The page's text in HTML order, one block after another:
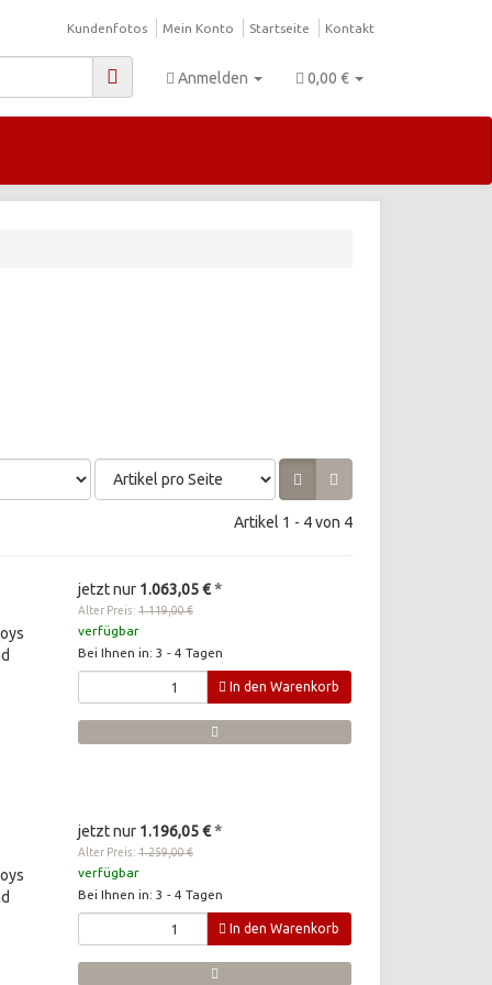
Kundenfotos Mein Konto Startseite Kontakt
Anmelden 0,00 €
Artikel 1 - 4 von 4
jetzt nur 1.063,05 €*
Alter Preis: 1.119,00 €
verfügbar
Bei Ihnen in: 3 - 4 Tagen
In den Warenkorb
jetzt nur 1.196,05 €*
Alter Preis: 1.259,00 €
verfügbar
Bei Ihnen in: 3 - 4 Tagen
In den Warenkorb